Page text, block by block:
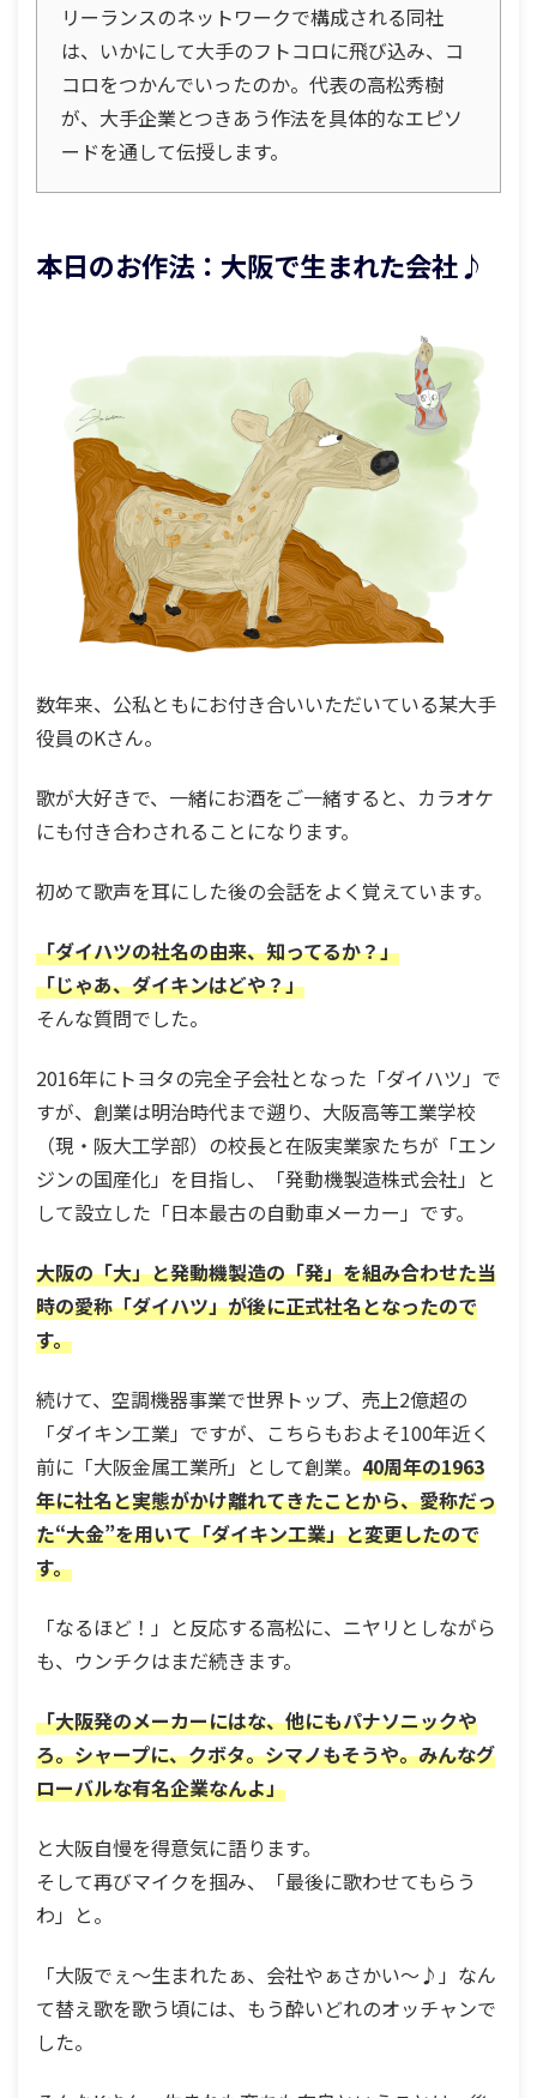
リーランスのネットワークで構成される同社
は、いかにして大手のフトコロに飛び込み、コ
コロをつかんでいったのか。代表の高松秀樹
が、大手企業とつきあう作法を具体的なエピソ
ードを通して伝授します。
本日のお作法：大阪で生まれた会社♪
数年来、公私ともにお付き合いいただいている某大手
役員のKさん。
歌が大好きで、一緒にお酒をご一緒すると、カラオケ
にも付き合わされることになります。
初めて歌声を耳にした後の会話をよく覚えています。
「ダイハツの社名の由来、知ってるか？」
「じゃあ、ダイキンはどや？」
そんな質問でした。
2016年にトヨタの完全子会社となった「ダイハツ」で
すが、創業は明治時代まで遡り、大阪高等工業学校
（現・阪大工学部）の校長と在阪実業家たちが「エン
ジンの国産化」を目指し、「発動機製造株式会社」と
して設立した「日本最古の自動車メーカー」です。
大阪の「大」と発動機製造の「発」を組み合わせた当
時の愛称「ダイハツ」が後に正式社名となったので
す。
続けて、空調機器事業で世界トップ、売上2億超の
「ダイキン工業」ですが、こちらもおよそ100年近く
前に「大阪金属工業所」として創業。 40周年の1963
年に社名と実態がかけ離れてきたことから、愛称だっ
た“大金”を用いて「ダイキン工業」と変更したので
す。
「なるほど！」と反応する高松に、ニヤリとしながら
も、ウンチクはまだ続きます。
「大阪発のメーカーにはな、他にもパナソニックや
ろ。シャープに、クボタ。シマノもそうや。みんなグ
ローバルな有名企業なんよ」
と大阪自慢を得意気に語ります。
そして再びマイクを掴み、「最後に歌わせてもらう
わ」と。
「大阪でぇ～生まれたぁ、会社やぁさかい～♪」なん
て替え歌を歌う頃には、もう酔いどれのオッチャンで
した。